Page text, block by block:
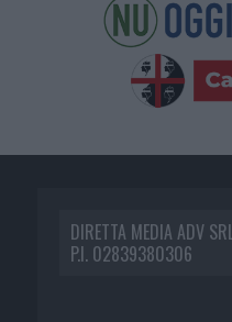
DIRETTA MEDIA ADV SRL
P.I. 02839380306